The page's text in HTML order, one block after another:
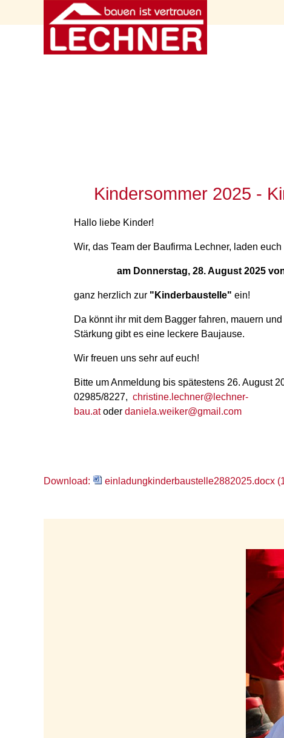
Kindersommer 2025 -
Hallo liebe Kinder!
Wir, das Team der Baufirma Lechner, laden euch
am Donnerstag, 28. August 2025
ganz herzlich zur "Kinderbaustelle" ein!
Da könnt ihr mit dem Bagger fahren, mauern
Stärkung gibt es eine leckere Baujause.
Wir freuen uns sehr auf euch!
Bitte um Anmeldung bis spätestens 26. August
02985/8227, christine.lechner@lechner-
bau.atoder daniela.weiker@gmail.com
Download: einladungkinderbaustelle2882025.docx